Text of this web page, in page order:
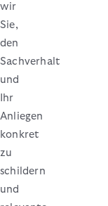
wir
Sie,
den
Sachverhalt
und
Ihr
Anliegen
konkret
zu
schildern
und